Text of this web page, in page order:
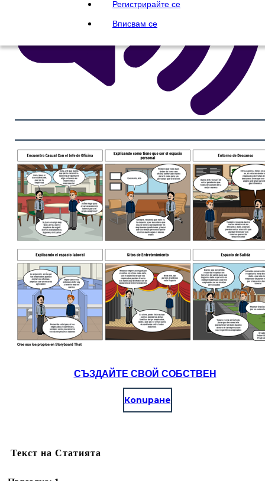
Регистрирайте се
Вписвам се
СЪЗДАЙТЕ СВОЙ СОБСТВЕН
Копиране
Текст на Статията